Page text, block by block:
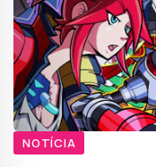
NOTÍCIA